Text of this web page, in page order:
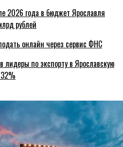
2026 года в бюджет Ярославля
рублей
онлайн через сервис ФНС
лидеры по экспорту в Ярославскую